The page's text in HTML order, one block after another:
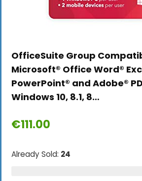
OfficeSuite Group
Microsoft® Office Word®
PowerPoint® and Adobe®
Windows 10, 8.1, 8…
€111.00
Already Sold: 24